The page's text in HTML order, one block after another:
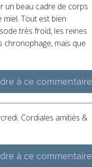
un beau cadre de corps
Tout est bien
très froid, les reines
chronophage, mais que
à ce commentaire
Cordiales amitiés &
à ce commentaire